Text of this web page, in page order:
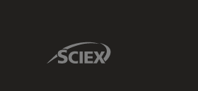
Sciex Link